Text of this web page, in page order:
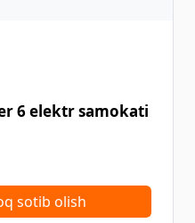
6 elektr samokati
sotib olish